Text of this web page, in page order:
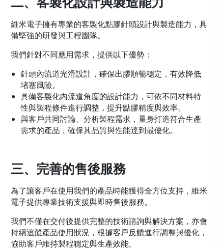
維米電子擁有專業的客製化點膠針頭設計與製造能力，具
備堅強的研發與工程團隊。
我們針對不同應用需求，提供以下優勢：
針頭內流道光滑設計，確保出膠順暢穩定，有效降低
堵塞風險。
具備客製化內流道角度的設計能力，可依不同材料特
性與製程條件進行調整，提升點膠精度與效率。
與客戶共同討論、分析製程需求，量身打造符合生產
需求的產品，確保其品質與性能達到最優化。
三、完善的售後服務
為了讓客戶在使用我們的產品時能獲得全方位支持，維米
電子提供專業技術支援與即時售後服務。
我們不僅在交付後提供完整的技術諮詢與解決方案，亦會
持續追蹤產品使用狀況，根據客戶反饋進行調整與優化，
協助客戶維持製程穩定與生產效能。